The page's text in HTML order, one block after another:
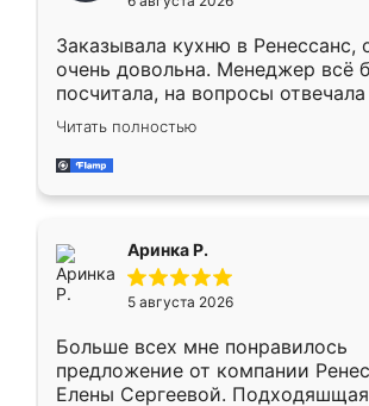
мебели буду заказывать только
Заказывала кухню в Ренессанс,
очень довольна. Менеджер всё
посчитала, на вопросы отвечала
Замерщик приехал в субботу,
делу со всей
за день, ребята работали
Читать полностью
Аринка Р.
5 августа 2026
Больше всех мне понравилось
предложение от компании
Елены Сергеевой.